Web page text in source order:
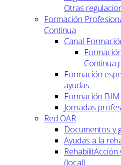
Otras
Formación
Continua
Canal
Continua
Formación
ayudas
Formación BIM
Jornadas
Red OAR
Documentos y
Ayudas a la
RehabilitAcción
(local)